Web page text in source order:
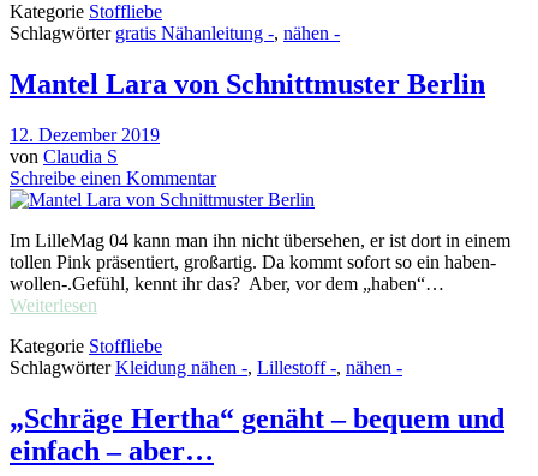
Kategorie Stoffliebe
Schlagwörter gratis Nähanleitung -, nähen -
Mantel Lara von Schnittmuster Berlin
12. Dezember 2019
von Claudia S
Schreibe einen Kommentar
Im LilleMag 04 kann man ihn nicht übersehen, er ist dort in einem
tollen Pink präsentiert, großartig. Da kommt sofort so ein haben-
wollen-.Gefühl, kennt ihr das? Aber, vor dem „haben“…
Weiterlesen
Kategorie Stoffliebe
SchlagwörterKleidung nähen -, Lillestoff -, nähen -
„Schräge Hertha“ genäht – bequem und
einfach – aber…